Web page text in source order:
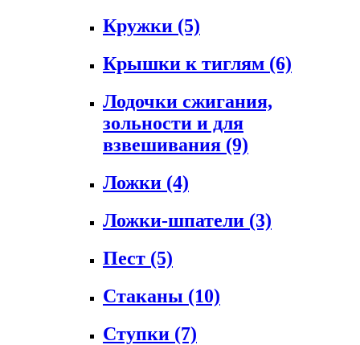
Кружки (5)
Крышки к тиглям (6)
Лодочки сжигания,
зольности и для
взвешивания (9)
Ложки (4)
Ложки-шпатели (3)
Пест (5)
Стаканы (10)
Ступки (7)